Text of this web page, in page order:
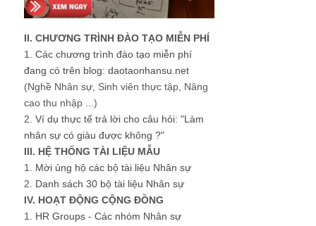
II. CHƯƠNG TRÌNH ĐÀO TẠO MIỄN PHÍ
1. Các chương trình đào tạo miễn phí
đang có trên blog: daotaonhansu.net
(Nghề Nhân sự, Sinh viên thực tập, Nâng
cao thu nhập ...)
2. Ví dụ thực tế trả lời cho câu hỏi: "Làm
nhân sự có giàu được không ?"
III. HỆ THỐNG TÀI LIỆU MẪU
1. Mời ủng hộ các bộ tài liệu Nhân sự
2. Danh sách 30 bộ tài liệu Nhân sự
IV. HOẠT ĐỘNG CỘNG ĐỒNG
1. HR Groups - Các nhóm Nhân sự